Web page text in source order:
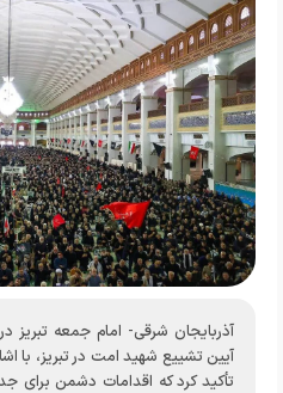
آذربایجان شرقی- امام جمعه تبریز
آیین تشییع شهید امت در تبریز، با
تأکید کرد که اقدامات دشمن برای